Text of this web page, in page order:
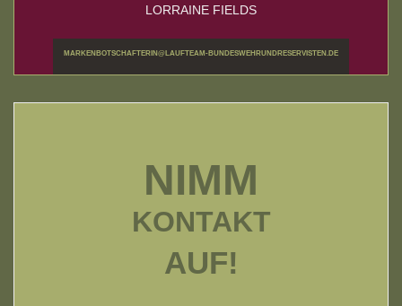
LORRAINE FIELDS
MARKENBOTSCHAFTERIN@LAUFTEAM-BUNDESWEHRUNDRESERVISTEN.DE
NIMM
KONTAKT
AUF!